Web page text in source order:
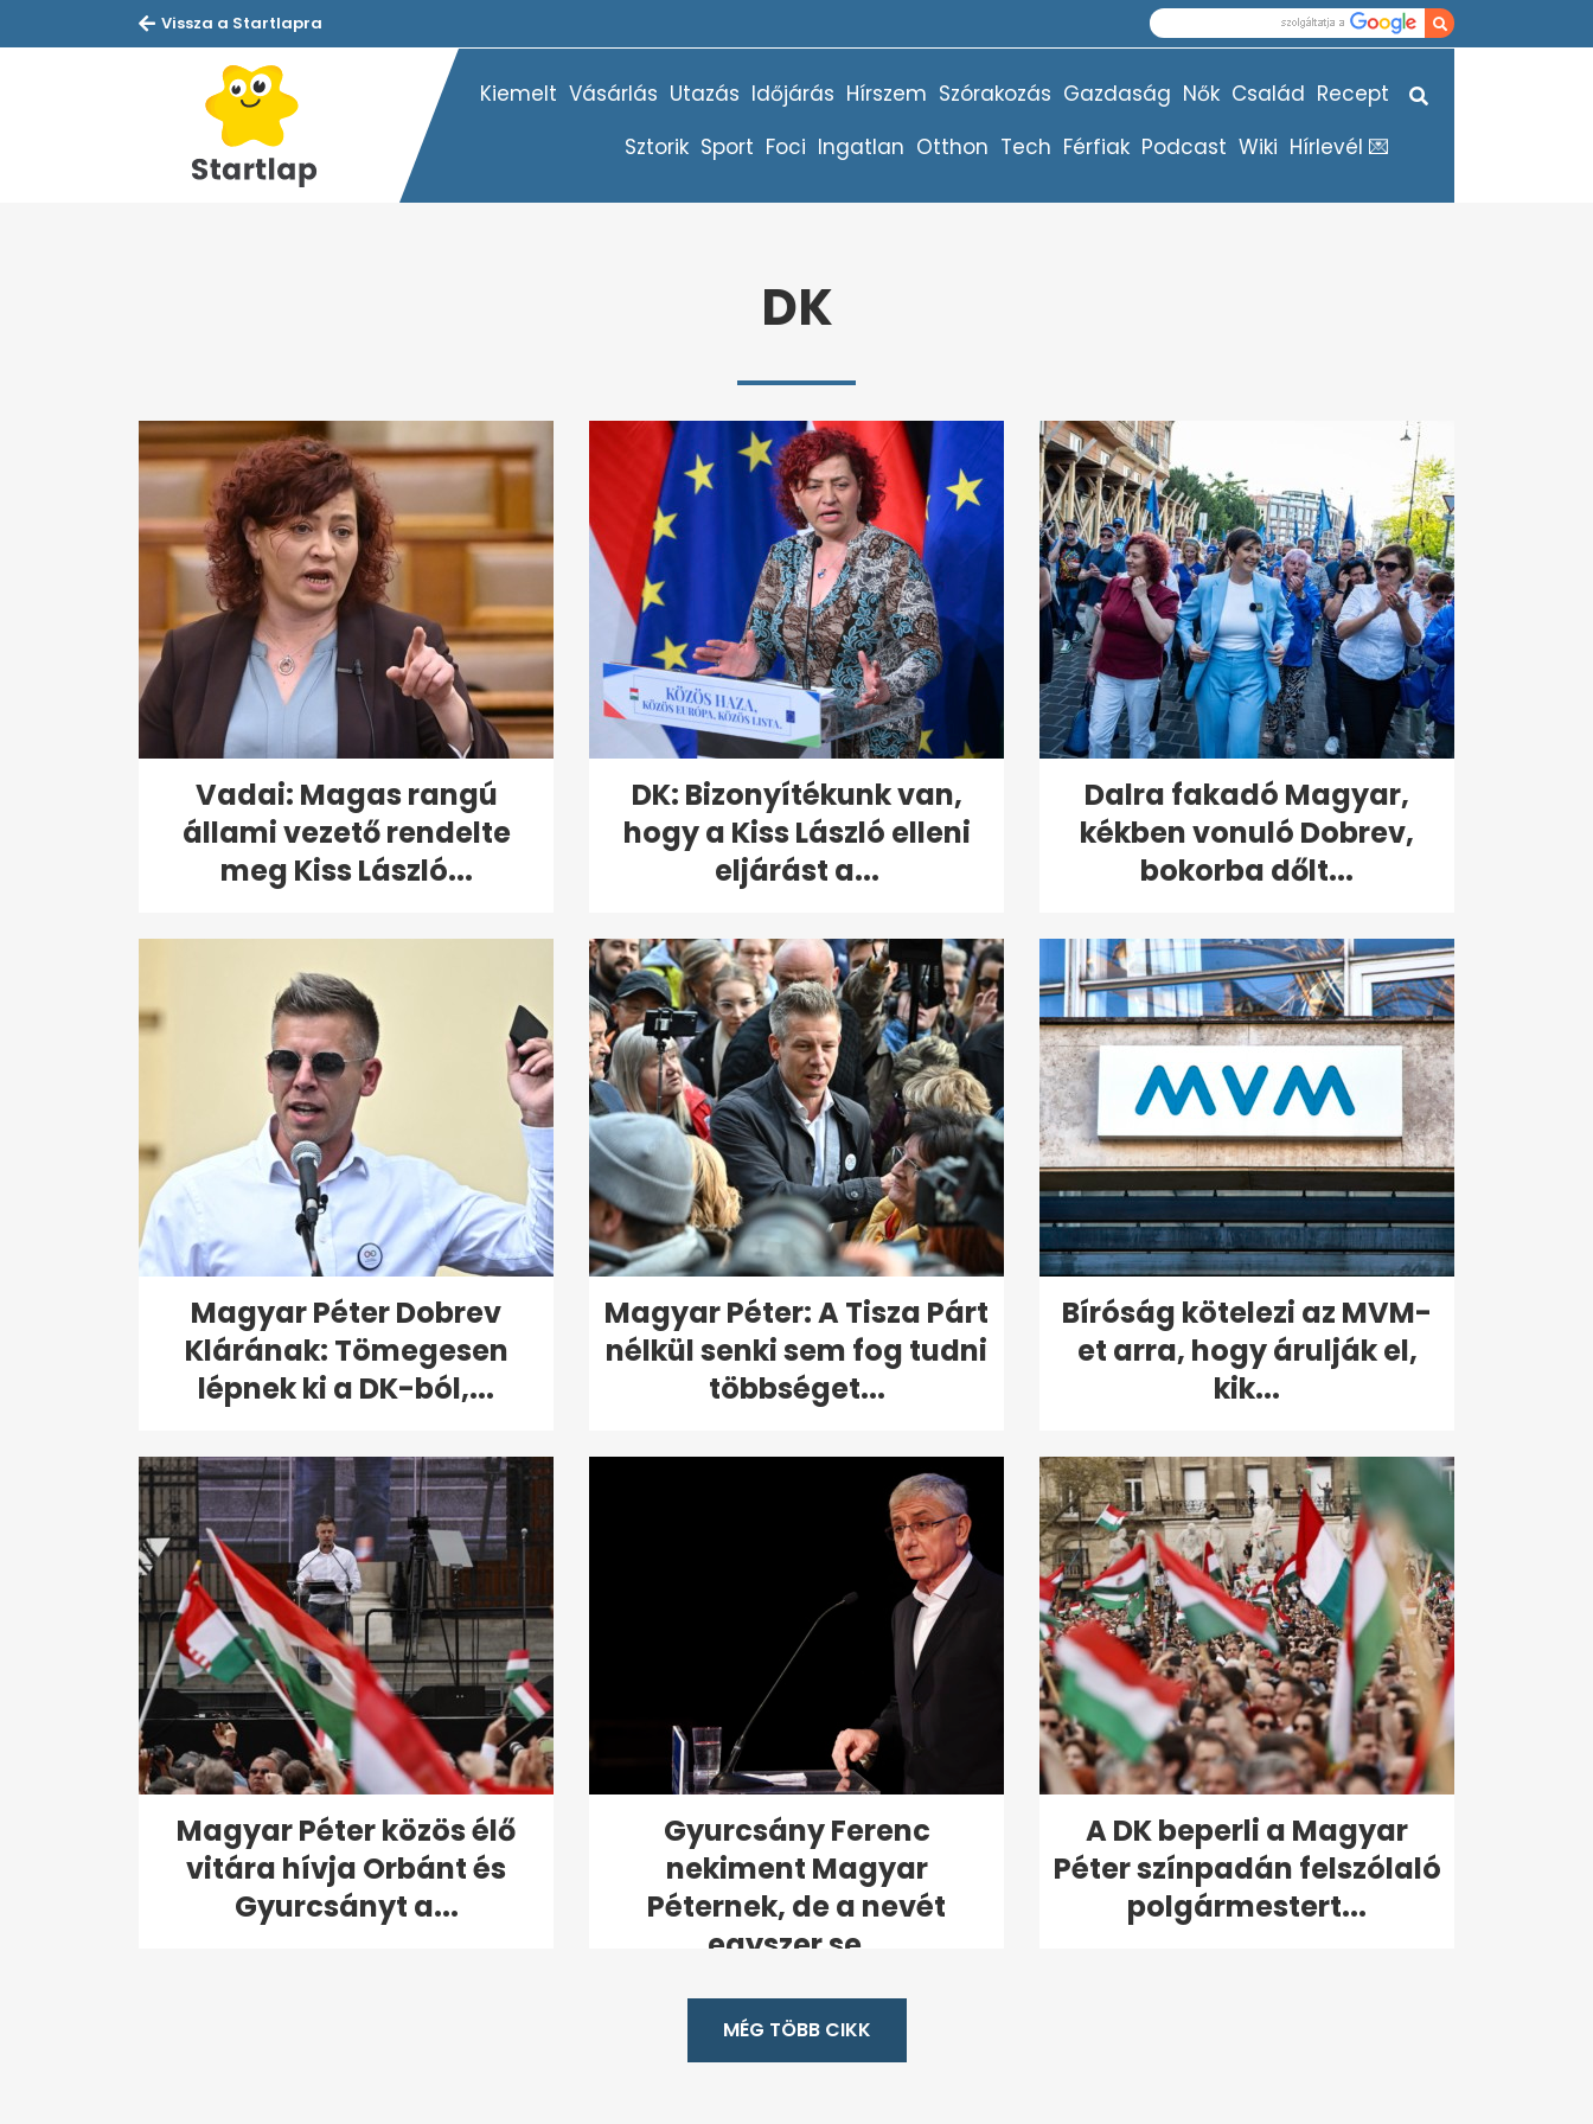
Vissza a Startlapra
Kiemelt Vásárlás Utazás Időjárás Hírszem Szórakozás Gazdaság Nők Család Recept
Sztorik Sport Foci Ingatlan Otthon Tech Férfiak Podcast Wiki Hírlevél 💌
DK
Vadai: Magas rangú
állami vezető rendelte
meg Kiss László...
DK: Bizonyítékunk van,
hogy a Kiss László elleni
eljárást a...
Dalra fakadó Magyar,
kékben vonuló Dobrev,
bokorba dőlt...
Magyar Péter Dobrev
Klárának: Tömegesen
lépnek ki a DK-ból,...
Magyar Péter: A Tisza Párt
nélkül senki sem fog tudni
többséget...
Bíróság kötelezi az MVM-
et arra, hogy árulják el,
kik...
Magyar Péter közös élő
vitára hívja Orbánt és
Gyurcsányt a...
Gyurcsány Ferenc
nekiment Magyar
Péternek, de a nevét
egyszer se...
A DK beperli a Magyar
Péter színpadán felszólaló
polgármestert...
MÉG TÖBB CIKK